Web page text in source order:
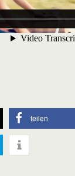
teilen